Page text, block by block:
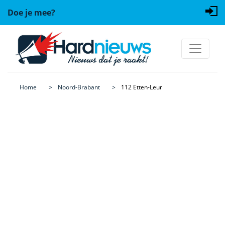
Doe je mee?
Home Noord-Brabant 112 Etten-Leur